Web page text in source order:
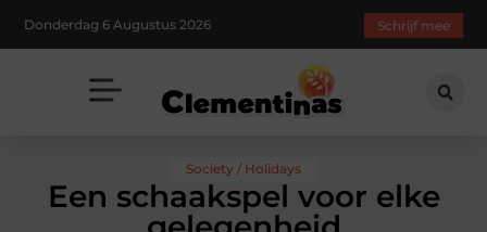
Donderdag 6 Augustus 2026 Schrijf mee
Society / Holidays
Een schaakspel voor elke